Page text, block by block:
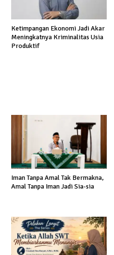
Ketimpangan Ekonomi Jadi Akar
Meningkatnya Kriminalitas Usia
Produktif
Iman Tanpa Amal Tak Bermakna,
Amal Tanpa Iman Jadi Sia-sia